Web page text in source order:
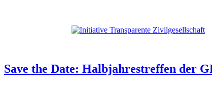
Save the Date: Halbjahrestreffen der